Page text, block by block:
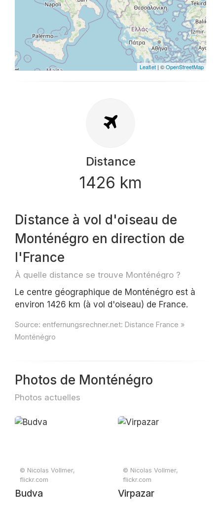
Leaflet | ©OpenStreetMap
Distance
1426 km
Distance à vol d'oiseau de
Monténégro en direction de
l'France
À quelle distance se trouve Monténégro ?
Le centre géographique de Monténégro est à
environ 1426 km (à vol d'oiseau) de France.
Source: entfernungsrechner.net: Distance France »
Monténégro
Photos de Monténégro
Photos actuelles
© Nicolas Vollmer,
flickr.com
Budva
© Nicolas Vollmer,
flickr.com
Virpazar